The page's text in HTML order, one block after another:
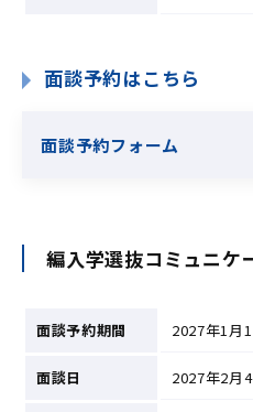
面談予約はこちら
面談予約フォーム
編入学選抜コミュニケ
面談予約期間 2027年1月1
面談日 2027年2月4